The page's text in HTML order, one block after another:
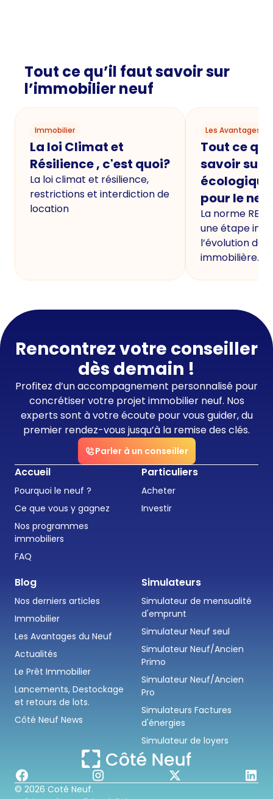
Tout ce qu’il faut savoir sur
l’immobilier neuf
Immobilier
La loi Climat et
Résilience , c'est quoi?
La loi climat et résilience,
restrictions et interdiction de
location
Les Avantages
Tout ce
savoir sur
écologique
pour le
La norme
une étape
l’évolution de
immobilière.
Rencontrez votre conseiller
dès demain !
Profitez d’un accompagnement personnalisé pour
concrétiser votre projet immobilier neuf. Nos
experts sont à votre écoute pour vous guider, du
premier rendez-vous jusqu’à la remise des clés.
Parler à un conseiller
Accueil
Pourquoi le neuf ?
Ce que vous y gagnez
Nos programmes
immobiliers
FAQ
Particuliers
Acheter
Investir
Blog
Nos derniers articles
Immobilier
Les Avantages du Neuf
Actualités
Le Prêt Immobilier
Lancements, Destockage
et retours de lots.
Côté Neuf News
Simulateurs
Simulateur de mensualité
d'emprunt
Simulateur Neuf seul
Simulateur Neuf/Ancien
Primo
Simulateur Neuf/Ancien
Pro
Simulateurs Factures
d'énergies
Simulateur de loyers
© 2026 Coté Neuf.